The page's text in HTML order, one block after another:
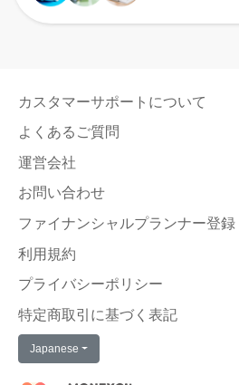
カスタマーサポートについて
よくあるご質問
運営会社
お問い合わせ
ファイナンシャルプランナー登録
利用規約
プライバシーポリシー
特定商取引に基づく表記
Japanese